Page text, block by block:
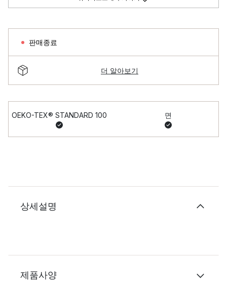
판매종료
더 알아보기
OEKO-TEX® STANDARD 100 면
상세설명
제품사양